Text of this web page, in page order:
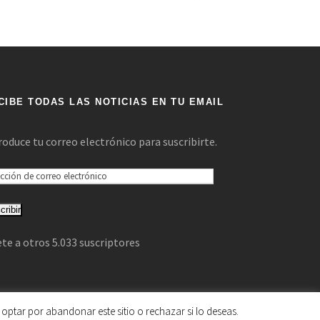
TODAS LAS NOTICIAS EN TU EMAIL
tu correo electrónico para suscribirte.
a otros 5.033 suscriptores
por abandonar este sitio o rechazar si lo deseas.